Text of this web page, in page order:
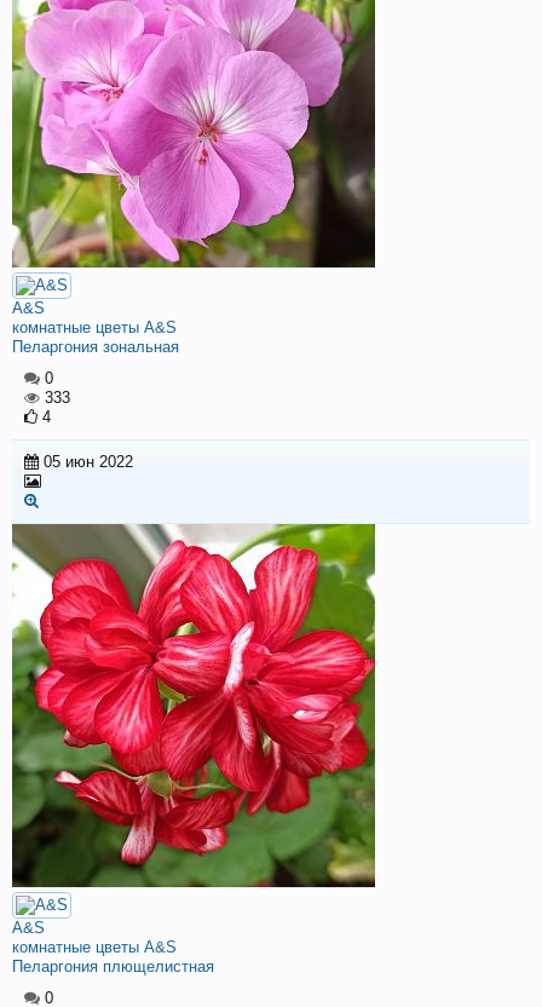
A&S
комнатные цветы A&S
Пеларгония зональная
0
333
4
05 июн 2022
A&S
комнатные цветы A&S
Пеларгония плющелистная
0